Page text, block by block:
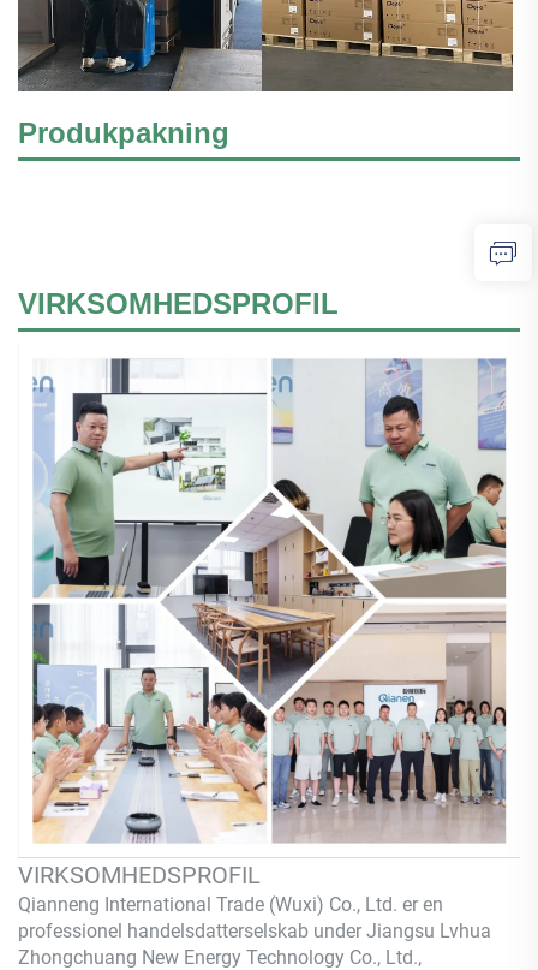
Produkpakning
VIRKSOMHEDSPROFIL
VIRKSOMHEDSPROFIL
Qianneng International Trade (Wuxi) Co., Ltd. er en
professionel handelsdatterselskab under Jiangsu Lvhua
Zhongchuang New Energy Technology Co., Ltd.,